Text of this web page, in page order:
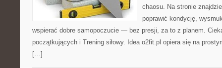
chaosu. Na stronie
poprawić kondycję,
wspierać dobre samopoczucie — bez presji, za to z planem.
początkujących i Trening siłowy. Idea o2fit.pl opiera się na
[…]